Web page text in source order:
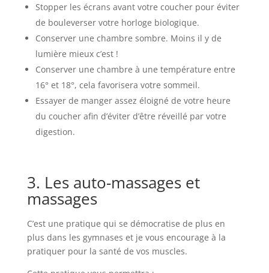
Stopper les écrans avant votre coucher pour éviter
de bouleverser votre horloge biologique.
Conserver une chambre sombre. Moins il y de
lumière mieux c’est !
Conserver une chambre à une température entre
16° et 18°, cela favorisera votre sommeil.
Essayer de manger assez éloigné de votre heure
du coucher afin d’éviter d’être réveillé par votre
digestion.
3. Les auto-massages et
massages
C’est une pratique qui se démocratise de plus en
plus dans les gymnases et je vous encourage à la
pratiquer pour la santé de vos muscles.